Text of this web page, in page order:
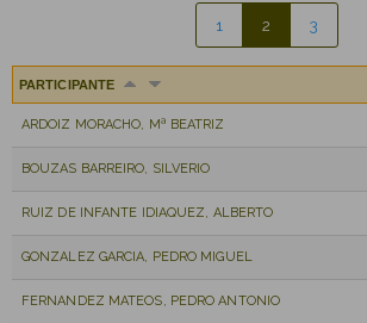
1 2 3
PARTICIPANTE
ARDOIZ MORACHO, Mª BEATRIZ
BOUZAS BARREIRO, SILVERIO
RUIZ DE INFANTE IDIAQUEZ, ALBERTO
GONZALEZ GARCIA, PEDRO MIGUEL
FERNANDEZ MATEOS, PEDRO ANTONIO